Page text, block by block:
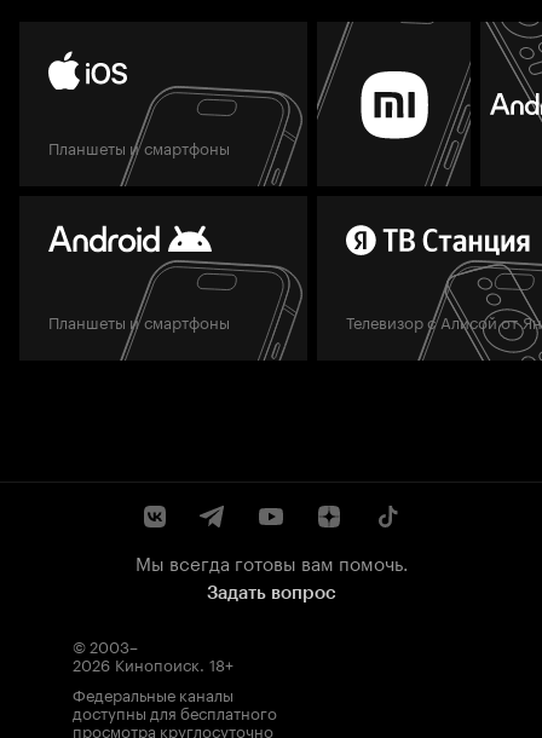
Планшеты и смартфоны
Планшеты и смартфоны Телевизор с Алисой от
Мы всегда готовы вам помочь.
Задать вопрос
© 2003–
2026 Кинопоиск. 18+
Федеральные каналы
доступны для бесплатного
просмотра круглосуточно